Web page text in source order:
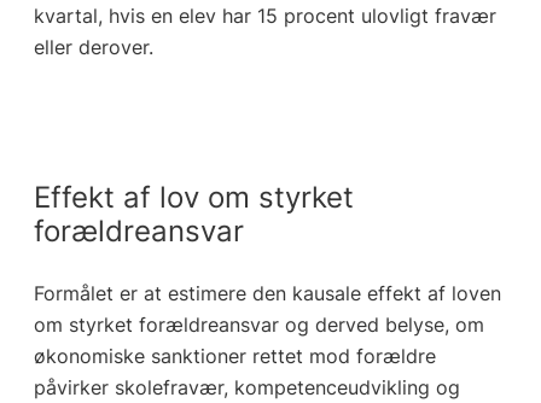
kvartal, hvis en elev har 15 procent ulovligt fravær
eller derover.
Effekt af lov om styrket
forældreansvar
Formålet er at estimere den kausale effekt af loven
om styrket forældreansvar og derved belyse, om
økonomiske sanktioner rettet mod forældre
påvirker skolefravær, kompetenceudvikling og